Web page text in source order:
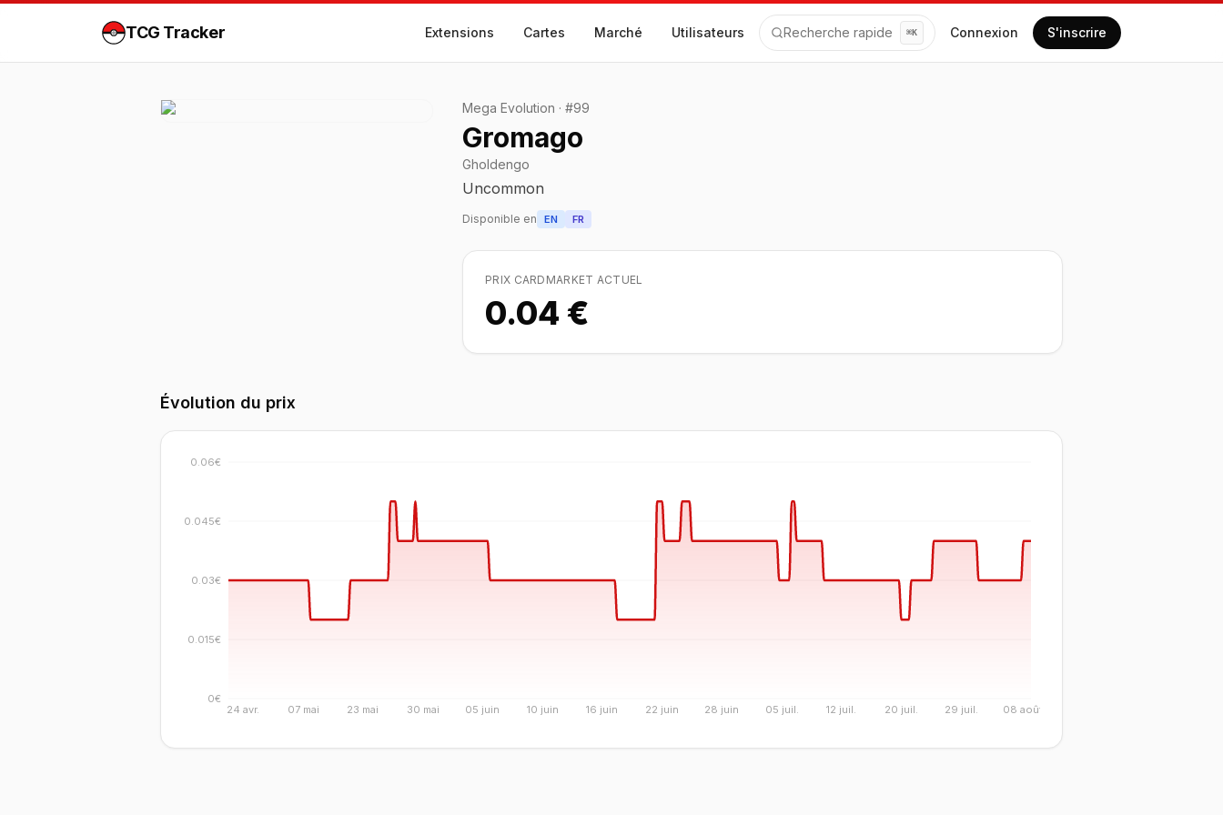
TCG Tracker Extensions Cartes Marché Utilisateurs Recherche rapide ⌘K Connexion S'inscrire
Mega Evolution · #99
Gromago
Gholdengo
Uncommon
Disponible en EN FR
PRIX CARDMARKET ACTUEL
0.04 €
Évolution du prix
24 avr. 07 mai 23 mai 30 mai 05 juin 10 juin 16 juin 22 juin 28 juin 05 juil. 12 juil. 20 juil. 29 juil. 08 août
0€
0.015€
0.03€
0.045€
0.06€